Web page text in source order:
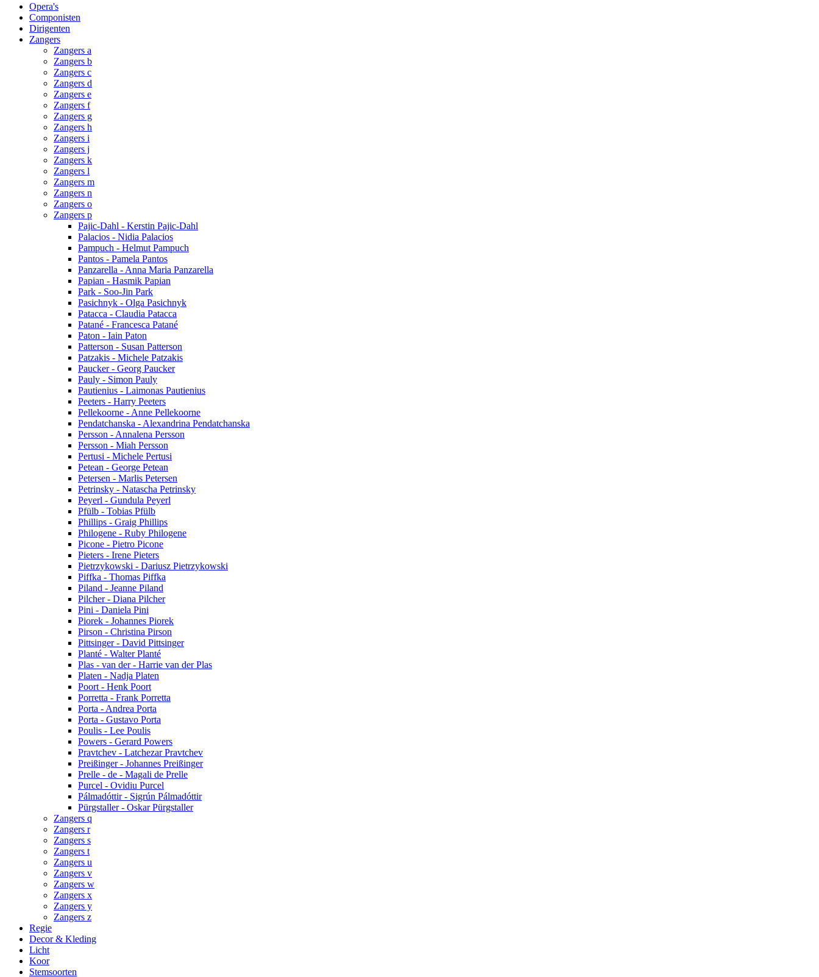
Opera's
Componisten
Dirigenten
Zangers
Zangers a
Zangers b
Zangers c
Zangers d
Zangers e
Zangers f
Zangers g
Zangers h
Zangers i
Zangers j
Zangers k
Zangers l
Zangers m
Zangers n
Zangers o
Zangers p
Pajic-Dahl - Kerstin Pajic-Dahl
Palacios - Nidia Palacios
Pampuch - Helmut Pampuch
Pantos - Pamela Pantos
Panzarella - Anna Maria Panzarella
Papian - Hasmik Papian
Park - Soo-Jin Park
Pasichnyk - Olga Pasichnyk
Patacca - Claudia Patacca
Patané - Francesca Patané
Paton - Iain Paton
Patterson - Susan Patterson
Patzakis - Michele Patzakis
Paucker - Georg Paucker
Pauly - Simon Pauly
Pautienius - Laimonas Pautienius
Peeters - Harry Peeters
Pellekoorne - Anne Pellekoorne
Pendatchanska - Alexandrina Pendatchanska
Persson - Annalena Persson
Persson - Miah Persson
Pertusi - Michele Pertusi
Petean - George Petean
Petersen - Marlis Petersen
Petrinsky - Natascha Petrinsky
Peyerl - Gundula Peyerl
Pfülb - Tobias Pfülb
Phillips - Graig Phillips
Philogene - Ruby Philogene
Picone - Pietro Picone
Pieters - Irene Pieters
Pietrzykowski - Dariusz Pietrzykowski
Piffka - Thomas Piffka
Piland - Jeanne Piland
Pilcher - Diana Pilcher
Pini - Daniela Pini
Piorek - Johannes Piorek
Pirson - Christina Pirson
Pittsinger - David Pittsinger
Planté - Walter Planté
Plas - van der - Harrie van der Plas
Platen - Nadja Platen
Poort - Henk Poort
Porretta - Frank Porretta
Porta - Andrea Porta
Porta - Gustavo Porta
Poulis - Lee Poulis
Powers - Gerard Powers
Pravtchev - Latchezar Pravtchev
Preißinger - Johannes Preißinger
Prelle - de - Magali de Prelle
Purcel - Ovidiu Purcel
Pálmadóttir - Sigrún Pálmadóttir
Pürgstaller - Oskar Pürgstaller
Zangers q
Zangers r
Zangers s
Zangers t
Zangers u
Zangers v
Zangers w
Zangers x
Zangers y
Zangers z
Regie
Decor & Kleding
Licht
Koor
Stemsoorten